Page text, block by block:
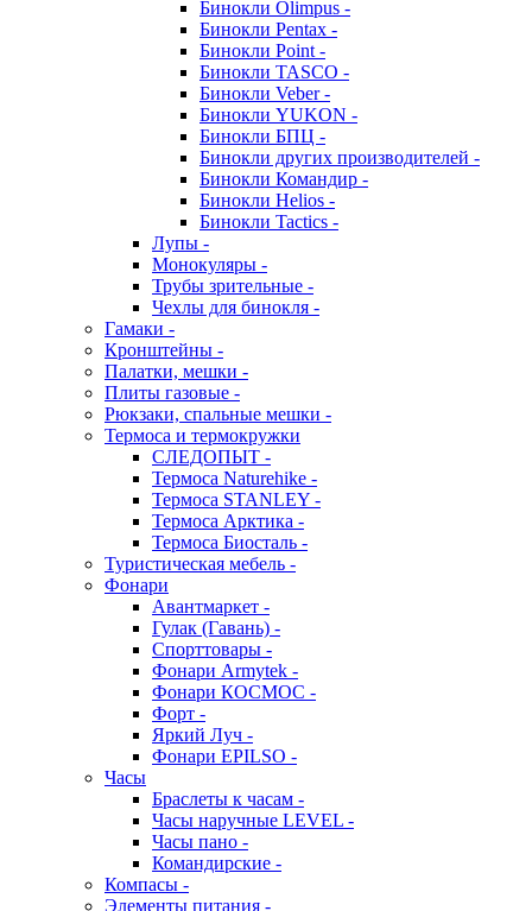
Бинокли Olimpus -
Бинокли Pentax -
Бинокли Point -
Бинокли TASCO -
Бинокли Veber -
Бинокли YUKON -
Бинокли БПЦ -
Бинокли других производителей -
Бинокли Командир -
Бинокли Helios -
Бинокли Tactics -
Лупы -
Монокуляры -
Трубы зрительные -
Чехлы для бинокля -
Гамаки -
Кронштейны -
Палатки, мешки -
Плиты газовые -
Рюкзаки, спальные мешки -
Термоса и термокружки
СЛЕДОПЫТ -
Термоса Naturehike -
Термоса STANLEY -
Термоса Арктика -
Термоса Биосталь -
Туристическая мебель -
Фонари
Авантмаркет -
Гулак (Гавань) -
Спорттовары -
Фонари Armytek -
Фонари КОСМОС -
Форт -
Яркий Луч -
Фонари EPILSO -
Часы
Браслеты к часам -
Часы наручные LEVEL -
Часы пано -
Командирские -
Компасы -
Элементы питания -